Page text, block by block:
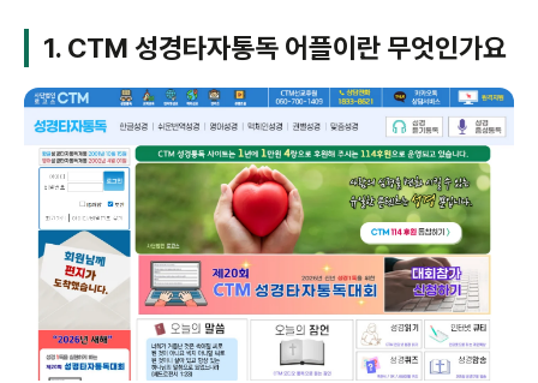
1. CTM 성경타자통독 어플이란 무엇인가요